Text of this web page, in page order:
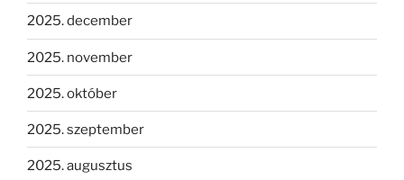
2025. december
2025. november
2025. október
2025. szeptember
2025. augusztus